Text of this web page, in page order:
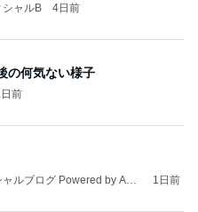
シャルB 4日前
の何気ない様子
前
ルブログ Powered by Ame
1日前